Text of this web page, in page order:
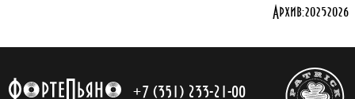
Архив:20252026
+7 (351) 233-21-00